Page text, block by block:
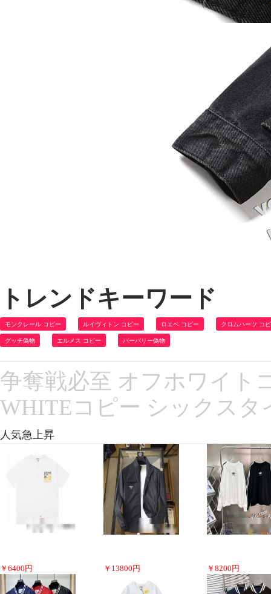
トレンドキーワード
モンクレール コピー ルイヴィトン コピー ロエベ コピー クロムハーツ コ
グッチ偽物 エルメス コピー バーバリー偽物
争奪戦必至 オフホワイト
WHITEコピー シックス
人気急上昇
￥ 6400 円 ￥ 13800 円 ￥ 8200 円